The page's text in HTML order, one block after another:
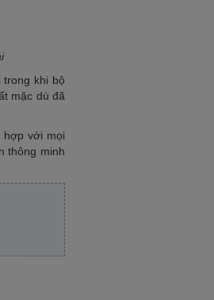
trong khi bộ
mặc dù đã
hợp với mọi
thông minh